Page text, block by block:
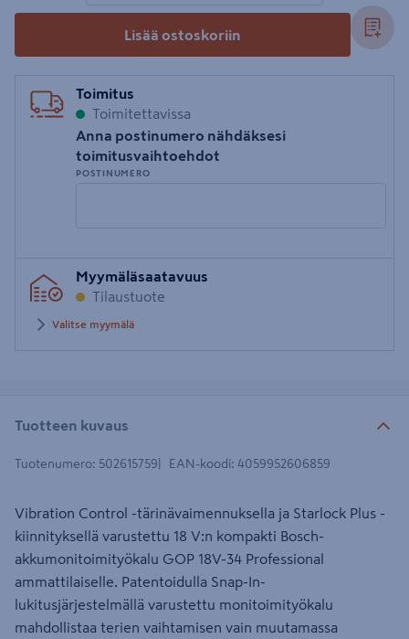
Lisää ostoskoriin
Toimitus
Toimitettavissa
Anna postinumero nähdäksesi
toimitusvaihtoehdot
POSTINUMERO
postinumero
Myymäläsaatavuus
Tilaustuote
Valitse myymälä
Tuotteen kuvaus
Tuotenumero: 502615759 EAN-koodi: 4059952606859
Vibration Control -tärinävaimennuksella ja Starlock Plus -
kiinnityksellä varustettu 18 V:n kompakti Bosch-
akkumonitoimityökalu GOP 18V-34 Professional
ammattilaiselle. Patentoidulla Snap-In-
lukitusjärjestelmällä varustettu monitoimityökalu
mahdollistaa terien vaihtamisen vain muutamassa